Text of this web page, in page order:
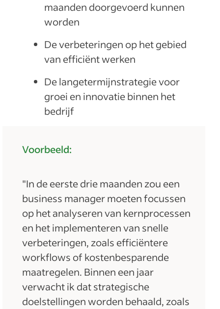
maanden doorgevoerd kunnen
worden
De verbeteringen op het gebied
van efficiënt werken
De langetermijnstrategie voor
groei en innovatie binnen het
bedrijf
Voorbeeld:
"In de eerste drie maanden zou een
business manager moeten focussen
op het analyseren van kernprocessen
en het implementeren van snelle
verbeteringen, zoals efficiëntere
workflows of kostenbesparende
maatregelen. Binnen een jaar
verwacht ik dat strategische
doelstellingen worden behaald, zoals